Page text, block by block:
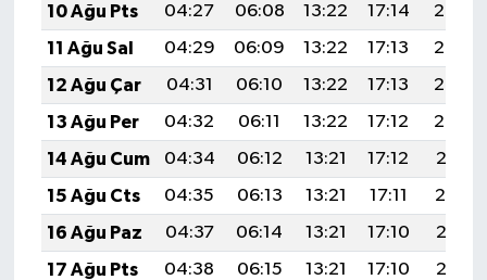
10 Ağu Pts
04:27 06:08 13:22 17:14
20:26
11 Ağu Sal
04:29 06:09 13:22 17:13
20:25
12 Ağu Çar
04:31 06:10 13:22 17:13
20:23
13 Ağu Per
04:32 06:11 13:22 17:12
20:22
14 Ağu Cum
04:34 06:12 13:21 17:12
20:21
15 Ağu Cts
04:35 06:13 13:21 17:11
20:19
16 Ağu Paz
04:37 06:14 13:21 17:10
20:18
17 Ağu Pts
04:38 06:15 13:21 17:10
20:16